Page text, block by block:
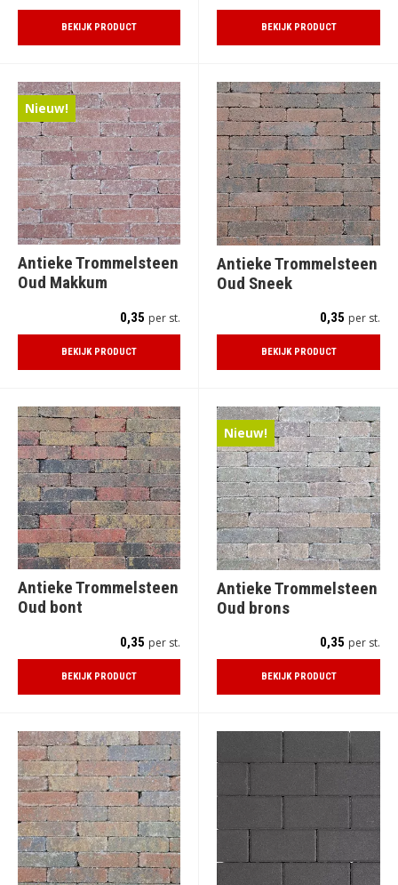
BEKIJK PRODUCT BEKIJK PRODUCT
Nieuw!
Antieke Trommelsteen
Oud Makkum
0,35 per st.
BEKIJK PRODUCT
Antieke Trommelsteen
Oud Sneek
0,35 per st.
BEKIJK PRODUCT
Antieke Trommelsteen
Oud bont
0,35 per st.
BEKIJK PRODUCT
Nieuw!
Antieke Trommelsteen
Oud brons
0,35 per st.
BEKIJK PRODUCT